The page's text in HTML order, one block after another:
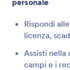
Rispondi
licenza,
Assisti nella
campi e i